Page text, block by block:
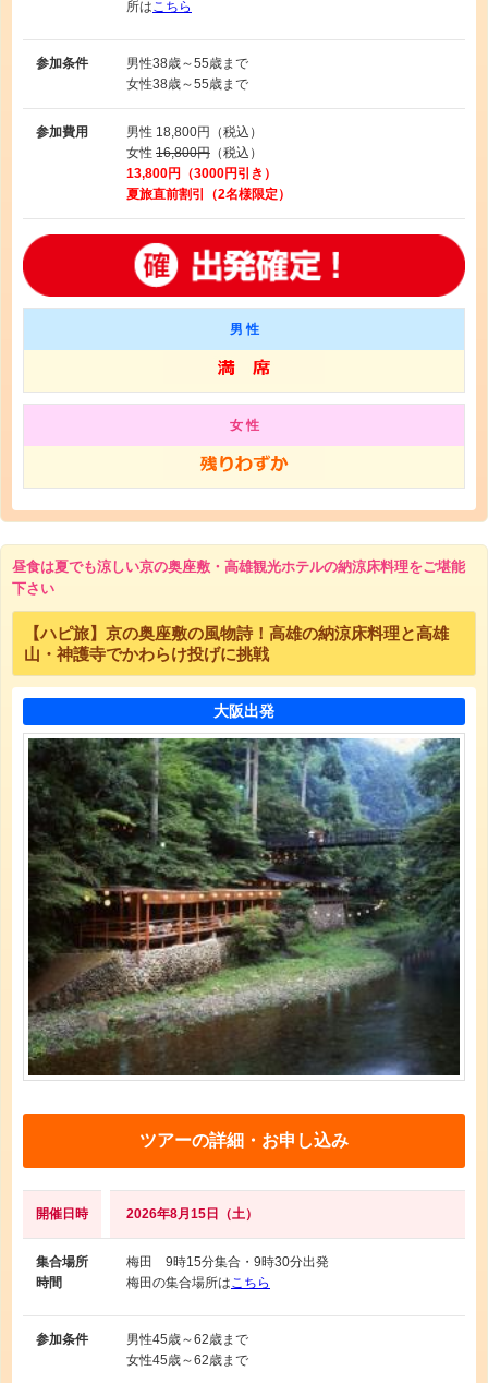
所はこちら
参加条件 男性38歳～55歳まで
女性38歳～55歳まで
参加費用 男性 18,800円（税込）
女性 16,800円 （税込）
13,800円（3000円引き）
夏旅直前割引（2名様限定）
男 性
女 性
昼食は夏でも涼しい京の奥座敷・高雄観光ホテルの納涼床料理をご堪能
下さい
【ハピ旅】京の奥座敷の風物詩！高雄の納涼床料理と高雄
山・神護寺でかわらけ投げに挑戦
大阪出発
ツアーの詳細・お申し込み
開催日時 2026年8月15日（土）
集合場所
時間
梅田 9時15分集合・9時30分出発
梅田の集合場所は こちら
参加条件 男性45歳～62歳まで
女性45歳～62歳まで